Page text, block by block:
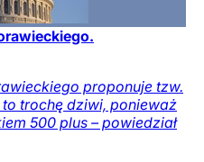
proponuje tzw.
trochę dziwi, ponieważ
500 plus – powiedział